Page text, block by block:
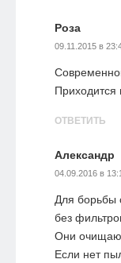
Роза
09.11.2015 в
Приходится
ОТВЕТИТЬ
Александр
04.09.2016 в
Для борьбы
без
Они
Если нет